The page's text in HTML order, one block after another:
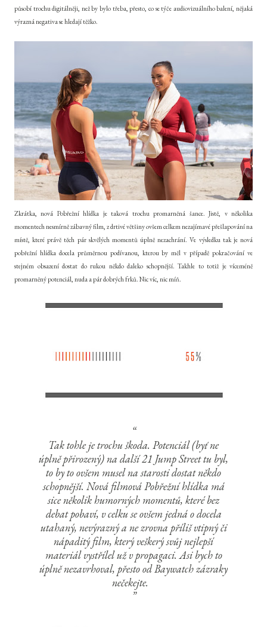
působí trochu digitálněji, než by bylo třeba, přesto, co se týče audiovizuálního balení, nějaká
výrazná negativa se hledají těžko.
Zkrátka, nová Pobřežní hlídka je taková trochu promarněná šance. Jistě, v několika
momentech nesmírně zábavný film, z drtivé většiny ovšem celkem nezajímavé přešlapování na
místě, které právě těch pár skvělých momentů úplně nezachrání. Ve výsledku tak je nová
pobřežní hlídka docela průměrnou podívanou, kterou by měl v případě pokračování ve
stejném obsazení dostat do rukou někdo daleko schopnější. Takhle to totiž je víceméně
promarněný potenciál, nuda a pár dobrých frků. Nic víc, nic míň.
Tak tohle je trochu škoda. Potenciál (byť ne
úplně přirozený) na další 21 Jump Street tu byl,
to by to ovšem musel na starosti dostat někdo
schopnější. Nová filmová Pobřežní hlídka má
sice několik humorných momentů, které bez
debat pobaví, v celku se ovšem jedná o docela
utahaný, nevýrazný a ne zrovna příliš vtipný či
nápaditý film, který veškerý svůj nejlepší
materiál vystřílel už v propagaci. Asi bych to
úplně nezavrhoval, přesto od Baywatch zázraky
nečekejte.